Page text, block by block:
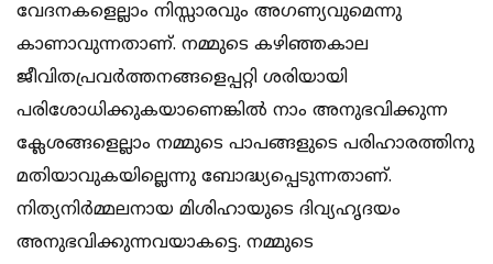
വേദനകളെല്ലാം നിസ്സാരവും അഗണ്യവുമെന്നു
കാണാവുന്നതാണ്. നമ്മുടെ കഴിഞ്ഞകാല
ജീവിതപ്രവര്‍ത്തനങ്ങളെപ്പറ്റി ശരിയായി
പരിശോധിക്കുകയാണെങ്കില്‍ നാം അനുഭവിക്കുന്ന
ക്ലേശങ്ങളെല്ലാം നമ്മുടെ പാപങ്ങളുടെ പരിഹാരത്തിനു
മതിയാവുകയില്ലെന്നു ബോദ്ധ്യപ്പെടുന്നതാണ്.
നിത്യനിര്‍മ്മലനായ മിശിഹായുടെ ദിവ്യഹൃദയം
അനുഭവിക്കുന്നവയാകട്ടെ. നമ്മുടെ